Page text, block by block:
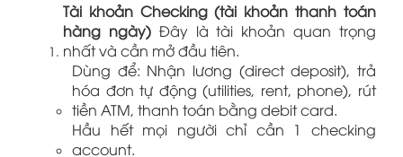
Tài khoản Checking (tài khoản thanh toán
hàng ngày)Đây là tài khoản quan trọng
nhất và cần mở đầu tiên.
Dùng để: Nhận lương (direct deposit), trả
hóa đơn tự động (utilities, rent, phone), rút
tiền ATM, thanh toán bằng debit card.
Hầu hết mọi người chỉ cần 1 checking
account.